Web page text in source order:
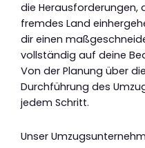
die Herausforderungen,
fremdes Land
dir einen
vollständig auf deine
Von der Planung über
Durchführung des
jedem Schritt.
Unser